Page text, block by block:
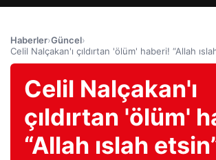
Haberler›Güncel›
Celil Nalçakan'ı çıldırtan 'ölüm' haberi! “Allah
Celil Nalçakan'ı
çıldırtan 'ölüm'
“Allah ıslah